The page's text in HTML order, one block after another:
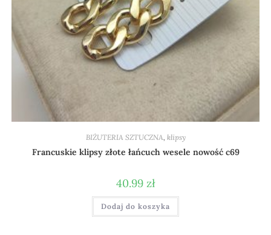
BIŻUTERIA SZTUCZNA klipsy
Francuskie klipsy złote łańcuch wesele nowość c69
40.99 zł
Dodaj do koszyka